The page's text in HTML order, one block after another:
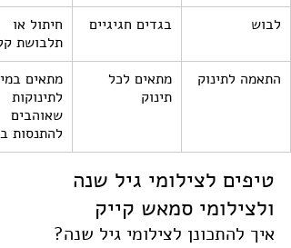
לבוש בגדים חגיגיים
חיתול או
תלבושת
התאמה לתינוק
מתאים לכל
תינוק
מתאים
לתינוקות
שאוהבים
להתנסות
טיפים לצילומי גיל שנה
ולצילומי סמאש קייק
איך להתכונן לצילומי גיל שנה?